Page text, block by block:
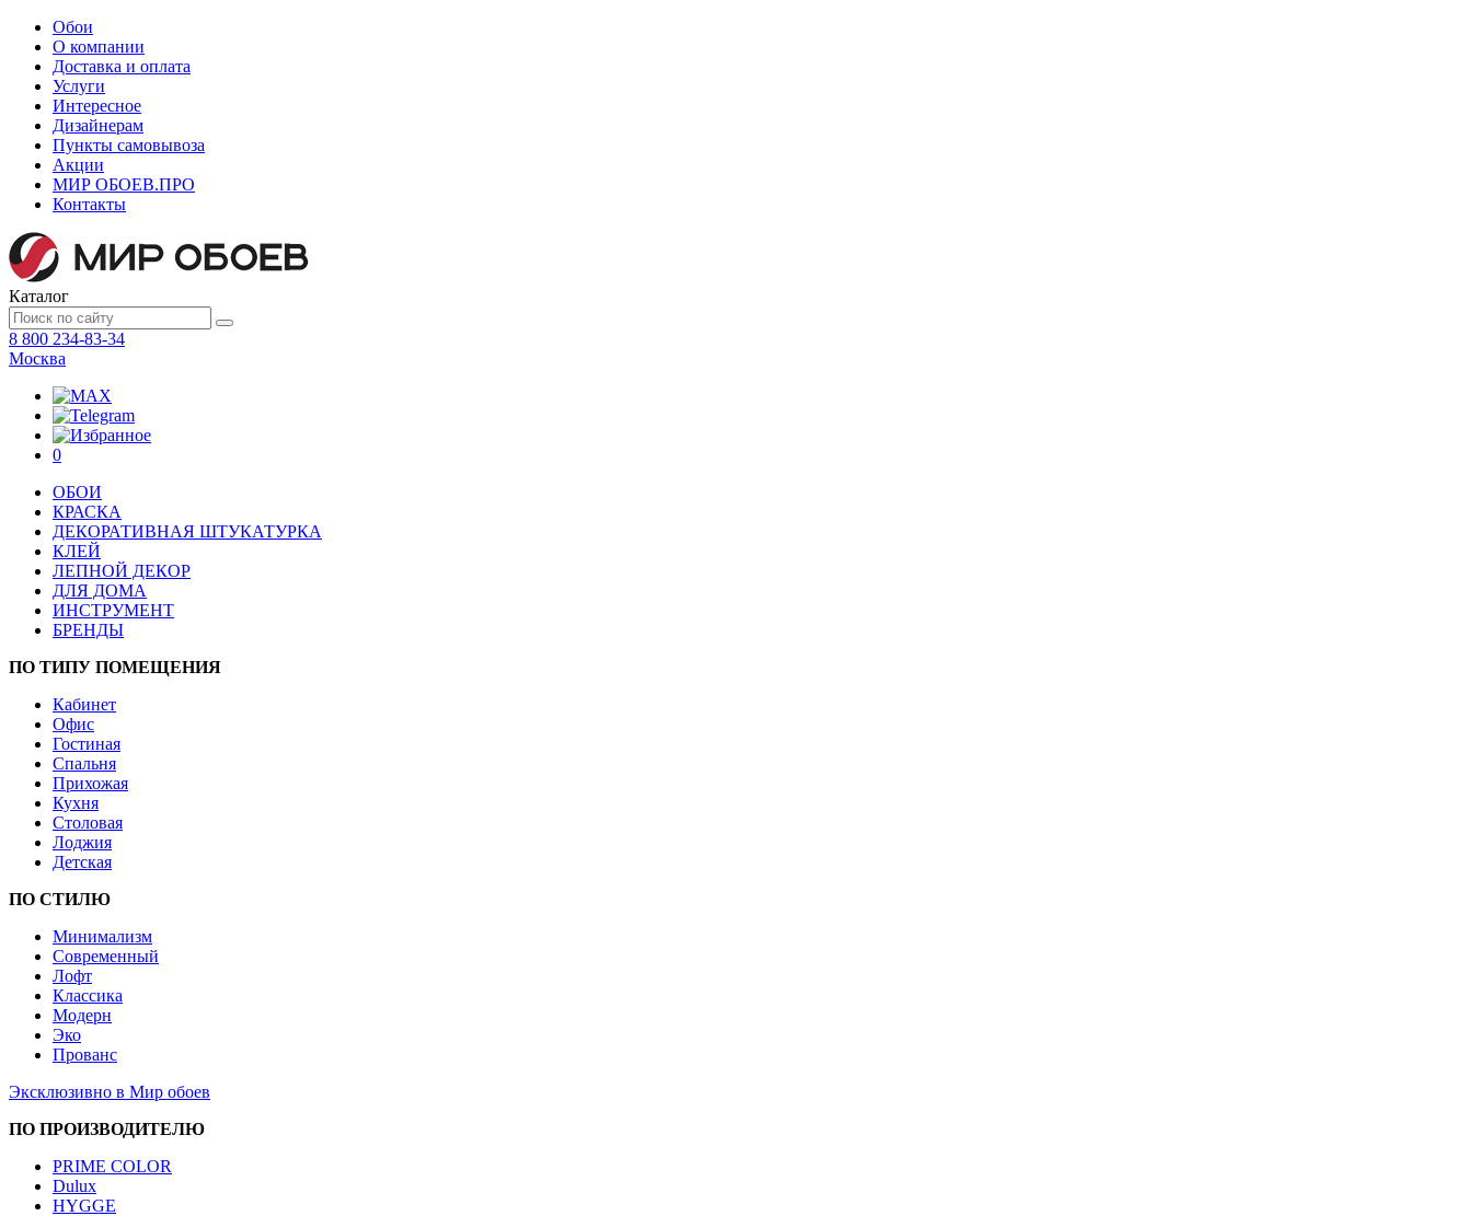
Обои
О компании
Доставка и оплата
Услуги
Интересное
Дизайнерам
Пункты самовывоза
Акции
МИР ОБОЕВ.ПРО
Контакты
Каталог
8 800 234-83-34
Москва
0
ОБОИ
КРАСКА
ДЕКОРАТИВНАЯ ШТУКАТУРКА
КЛЕЙ
ЛЕПНОЙ ДЕКОР
ДЛЯ ДОМА
ИНСТРУМЕНТ
БРЕНДЫ
ПО ТИПУ ПОМЕЩЕНИЯ
Кабинет
Офис
Гостиная
Спальня
Прихожая
Кухня
Столовая
Лоджия
Детская
ПО СТИЛЮ
Минимализм
Современный
Лофт
Классика
Модерн
Эко
Прованс
Эксклюзивно в Мир обоев
ПО ПРОИЗВОДИТЕЛЮ
PRIME COLOR
Dulux
HYGGE